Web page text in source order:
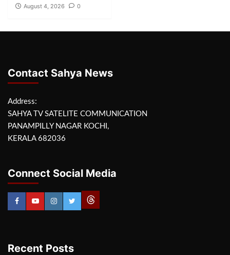
August 4, 2026 0
Contact Sahya News
Address:
SAHYA TV SATELITE COMMUNICATION
PANAMPILLY NAGAR KOCHI,
KERALA 682036
Connect Social Media
Recent Posts